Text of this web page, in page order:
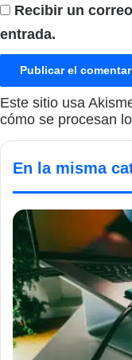
Recibir un
entrada.
Este sitio usa
cómo se procesan
En la misma